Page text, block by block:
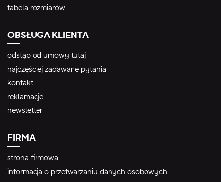
tabela rozmiarów
OBSŁUGA KLIENTA
odstąp od umowy tutaj
najczęściej zadawane pytania
kontakt
reklamacje
newsletter
FIRMA
strona firmowa
informacja o przetwarzaniu danych osobowych